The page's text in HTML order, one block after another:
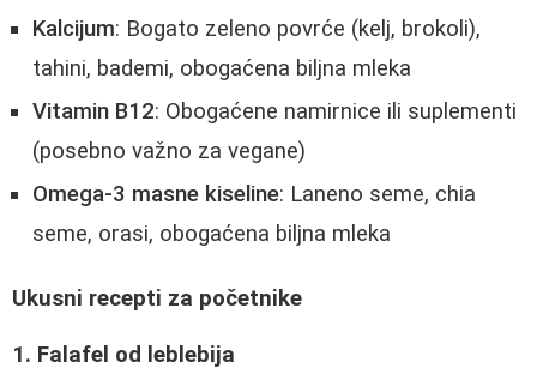
Kalcijum: Bogato zeleno povrće (kelj, brokoli),
tahini, bademi, obogaćena biljna mleka
Vitamin B12: Obogaćene namirnice ili suplementi
(posebno važno za vegane)
Omega-3 masne kiseline: Laneno seme, chia
seme, orasi, obogaćena biljna mleka
Ukusni recepti za početnike
1. Falafel od leblebija